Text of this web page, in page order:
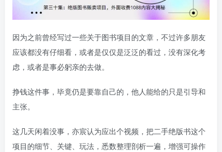
因为之前曾经写过一些关于图书项目的文章，不过许多朋友
应该都没有仔细看，或者是仅仅是泛泛的看过，没有深化考
虑，或者是事必躬亲的去做。
挣钱这件事，毕竟仍是要靠自己的，他人能给的只是引导和
主张。
这几天闲着没事，亦宸认为应出个视频，把二手绝版书这个
项目的细节、关键、玩法，悉数整理剖析一遍，增强可操作